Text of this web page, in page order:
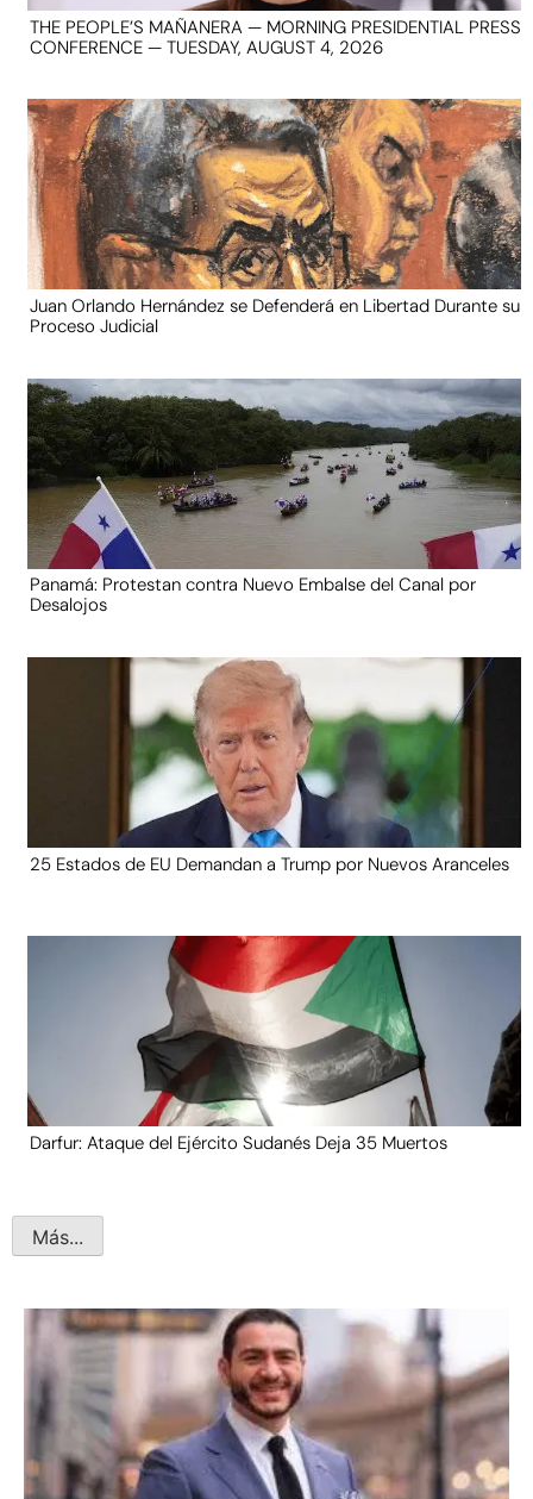
THE PEOPLE’S MAÑANERA — MORNING PRESIDENTIAL PRESS
CONFERENCE — TUESDAY, AUGUST 4, 2026
Juan Orlando Hernández se Defenderá en Libertad Durante su
Proceso Judicial
Panamá: Protestan contra Nuevo Embalse del Canal por
Desalojos
25 Estados de EU Demandan a Trump por Nuevos Aranceles
Darfur: Ataque del Ejército Sudanés Deja 35 Muertos
Más...